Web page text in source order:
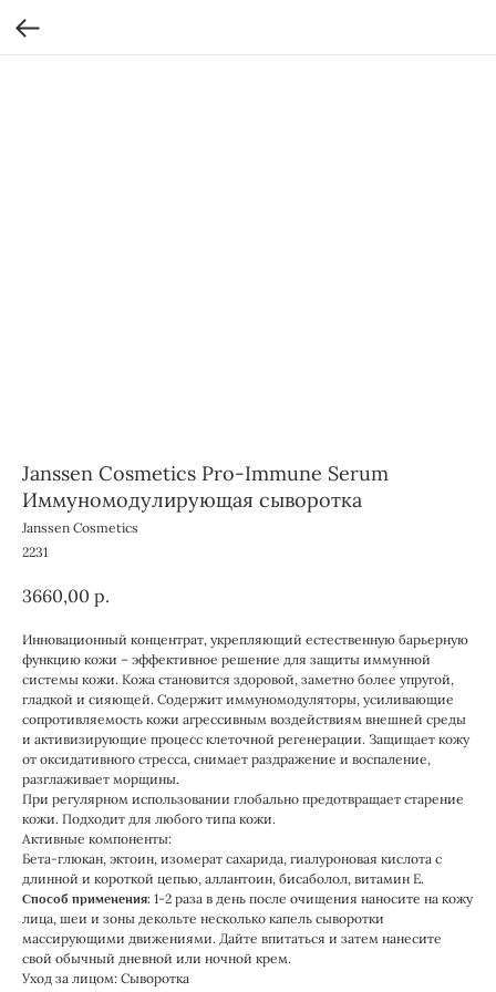
Janssen Cosmetics Pro-Immune Serum
Иммуномодулирующая сыворотка
Janssen Cosmetics
2231
3660,00 р.
Инновационный концентрат, укрепляющий естественную барьерную
функцию кожи – эффективное решение для защиты иммунной
системы кожи. Кожа становится здоровой, заметно более упругой,
гладкой и сияющей. Содержит иммуномодуляторы, усиливающие
сопротивляемость кожи агрессивным воздействиям внешней среды
и активизирующие процесс клеточной регенерации. Защищает кожу
от оксидативного стресса, снимает раздражение и воспаление,
разглаживает морщины.
При регулярном использовании глобально предотвращает старение
кожи. Подходит для любого типа кожи.
Активные компоненты:
Бета-глюкан, эктоин, изомерат сахарида, гиалуроновая кислота с
длинной и короткой цепью, аллантоин, бисаболол, витамин Е.
Способ применения: 1-2 раза в день после очищения наносите на кожу
лица, шеи и зоны декольте несколько капель сыворотки
массирующими движениями. Дайте впитаться и затем нанесите
свой обычный дневной или ночной крем.
Уход за лицом: Сыворотка